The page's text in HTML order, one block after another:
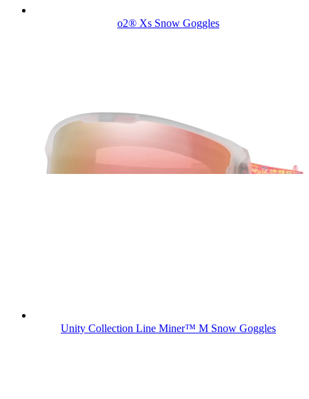
o2® Xs Snow Goggles
Unity Collection Line Miner™ M Snow Goggles